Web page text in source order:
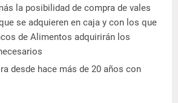
la posibilidad de compra de vales
se adquieren en caja y con los que
de Alimentos adquirirán los
desde hace más de 20 años con